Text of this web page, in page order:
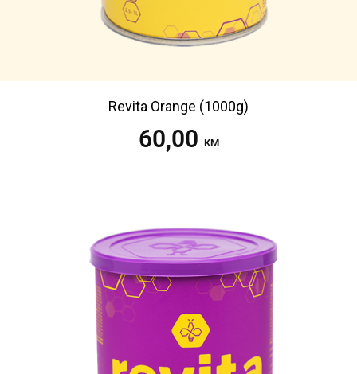
Revita Orange (1000g)
60,00 KM